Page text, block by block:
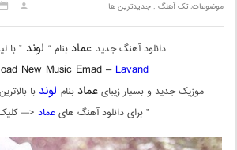
موضوعات:تک آهنگ ,جدیدترین ها
دانلود آهنگ جدید عماد بنام “ لوند ” با
New Music Emad – Lavand
موزیک جدید و بسیار زیبایعماد بنام لوند با
” برای دانلود آهنگ هایعماد <—